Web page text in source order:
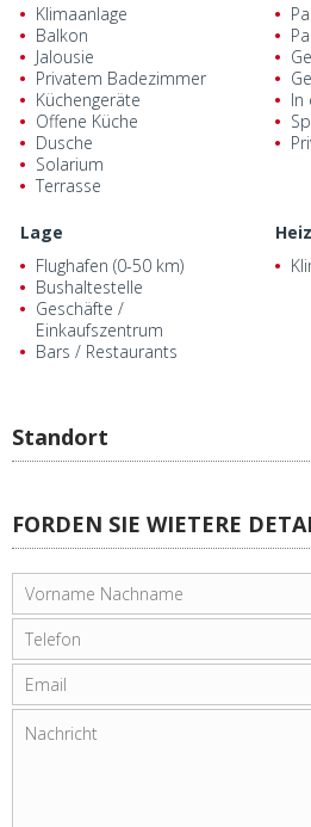
Klimaanlage
Balkon
Jalousie
Privatem Badezimmer
Küchengeräte
Offene Küche
Dusche
Solarium
Terrasse
In
Lage
Flughafen (0-50 km)
Bushaltestelle
Geschäfte /
Einkaufszentrum
Bars / Restaurants
Standort
FORDEN SIE WIETERE